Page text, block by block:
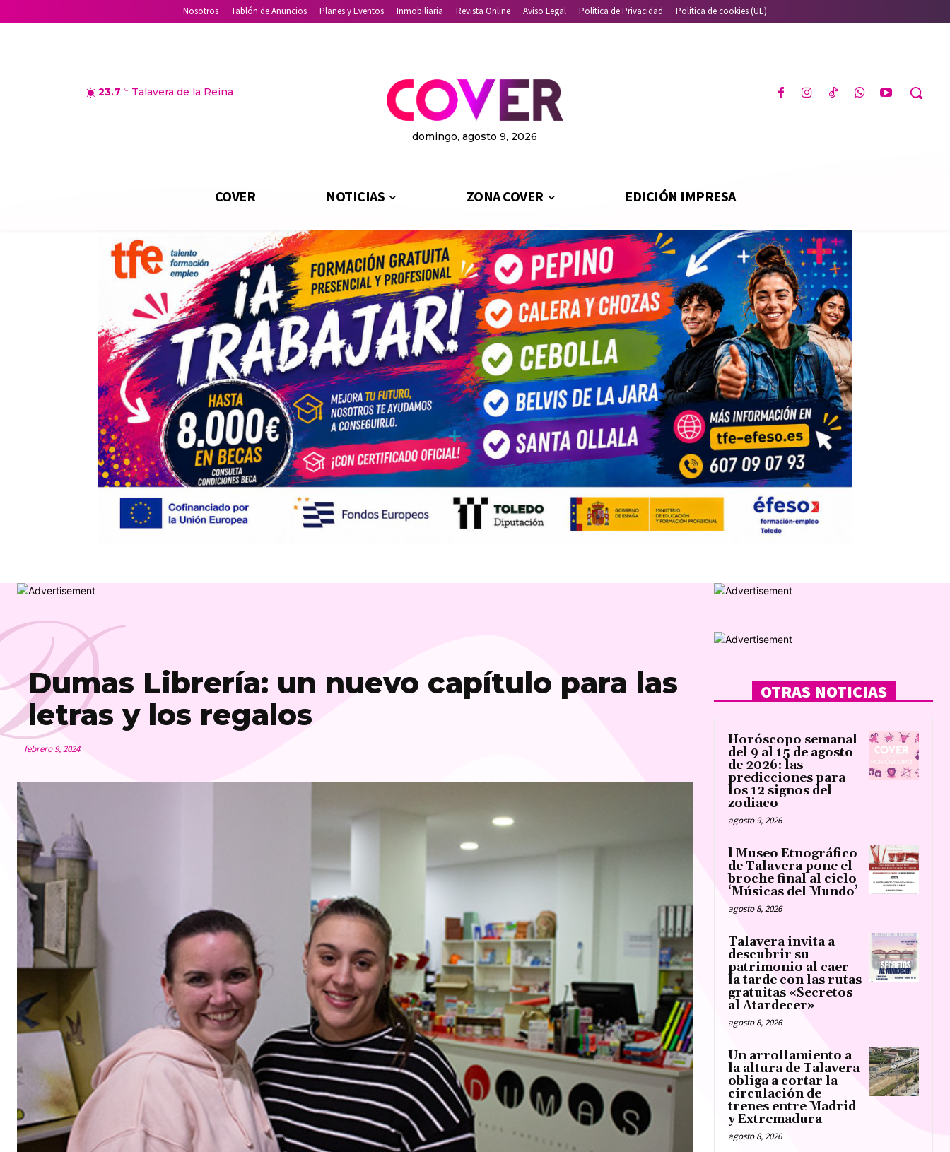
Nosotros Tablón de Anuncios Planes y Eventos Inmobiliaria Revista Online Aviso Legal Política de Privacidad Política de cookies (UE)
23.7 C Talavera de la Reina
domingo, agosto 9, 2026
COVER NOTICIAS ZONA COVER EDICIÓN IMPRESA
Dumas Librería: un nuevo capítulo para las
letras y los regalos
febrero 9, 2024
OTRAS NOTICIAS
Horóscopo semanal
del 9 al 15 de agosto
de 2026: las
predicciones para
los 12 signos del
zodiaco
agosto 9, 2026
l Museo Etnográfico
de Talavera pone el
broche final al ciclo
‘Músicas del Mundo’
agosto 8, 2026
Talavera invita a
descubrir su
patrimonio al caer
la tarde con las rutas
gratuitas «Secretos
al Atardecer»
agosto 8, 2026
Un arrollamiento a
la altura de Talavera
obliga a cortar la
circulación de
trenes entre Madrid
y Extremadura
agosto 8, 2026